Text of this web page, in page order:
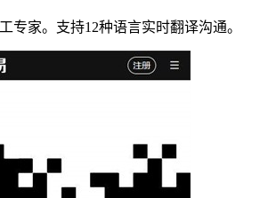
专家。支持12种语言实时翻译沟通。